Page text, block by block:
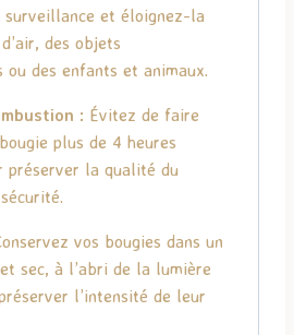
surveillance et éloignez-la
des objets
ou des enfants et animaux.
: Évitez de faire
plus de 4 heures
préserver la qualité du
vos bougies dans un
sec, à l’abri de la lumière
l’intensité de leur